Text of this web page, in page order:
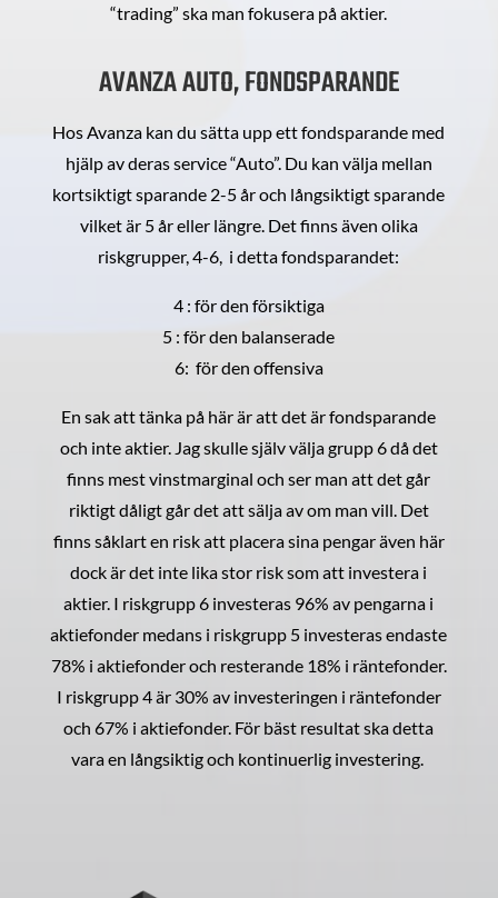
“trading” ska man fokusera på aktier.
AVANZA AUTO, FONDSPARANDE
Hos Avanza kan du sätta upp ett fondsparande med
hjälp av deras service “Auto”. Du kan välja mellan
kortsiktigt sparande 2-5 år och långsiktigt sparande
vilket är 5 år eller längre. Det finns även olika
riskgrupper, 4-6, i detta fondsparandet:
4 : för den försiktiga
5 : för den balanserade
6: för den offensiva
En sak att tänka på här är att det är fondsparande
och inte aktier. Jag skulle själv välja grupp 6 då det
finns mest vinstmarginal och ser man att det går
riktigt dåligt går det att sälja av om man vill. Det
finns såklart en risk att placera sina pengar även här
dock är det inte lika stor risk som att investera i
aktier. I riskgrupp 6 investeras 96% av pengarna i
aktiefonder medans i riskgrupp 5 investeras endaste
78% i aktiefonder och resterande 18% i räntefonder.
I riskgrupp 4 är 30% av investeringen i räntefonder
och 67% i aktiefonder. För bäst resultat ska detta
vara en långsiktig och kontinuerlig investering.